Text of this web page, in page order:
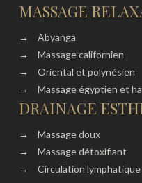
MASSAGE
→
Abyanga
→
Massage californien
→
Oriental et polynésien
→
Massage égyptien et
DRAINAGE
→
Massage doux
→
Massage détoxifiant
→
Circulation lymphatique